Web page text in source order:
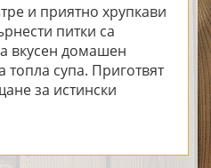
и приятно хрупкави
питки са
вкусен домашен
топла супа. Приготвят
за истински